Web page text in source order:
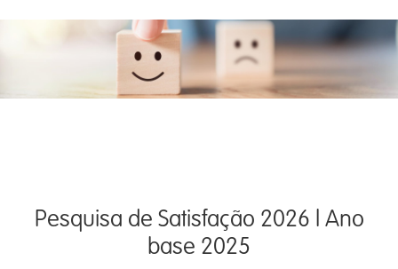
Pesquisa de Satisfação 2026 l Ano
base 2025